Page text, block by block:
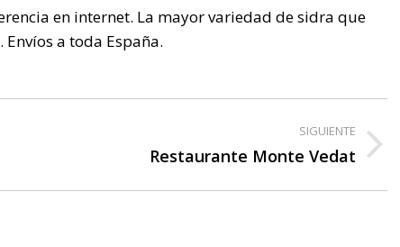
en internet. La mayor variedad de sidra que
a toda España.
SIGUIENTE
Restaurante Monte Vedat